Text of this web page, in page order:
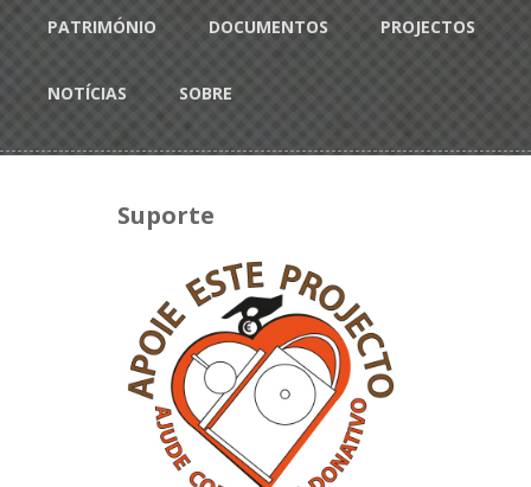
PATRIMÓNIO DOCUMENTOS PROJECTOS
NOTÍCIAS SOBRE
Suporte